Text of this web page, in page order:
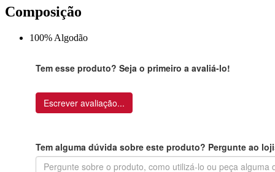
Composição
100% Algodão
Tem esse produto? Seja o primeiro a avaliá-lo!
Escrever avaliação...
Tem alguma dúvida sobre este produto? Pergunte ao